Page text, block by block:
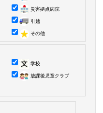
災害拠点病院
引越
その他
学校
放課後児童クラブ